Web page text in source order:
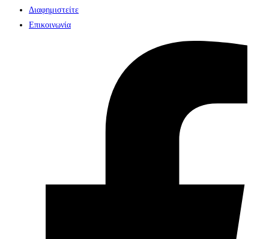
Διαφημιστείτε
Επικοινωνία